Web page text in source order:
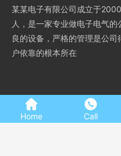
某某电子有限公司成立于
人，是一家专业做电子电气
良的设备，严格的管理是公
户依靠的根本所在
The content, pictures and
If copyright infringement
Home Call